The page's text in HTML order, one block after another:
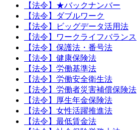
【法令】★バックナンバー
【法令】ダブルワーク
【法令】ビッグデータ活用法
【法令】ワークライフバランス
【法令】保護法・番号法
【法令】健康保険法
【法令】労働基準法
【法令】労働安全衛生法
【法令】労働者災害補償保険法
【法令】厚生年金保険法
【法令】女性活躍推進法
【法令】最低賃金法